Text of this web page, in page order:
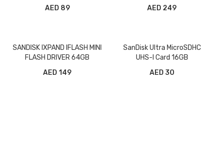
249 AED
89 AED
SanDisk Ultra MicroSDHC
UHS-l Card 16GB
30 AED
SANDISK IXPAND IFLASH MINI
FLASH DRIVER 64GB
149 AED